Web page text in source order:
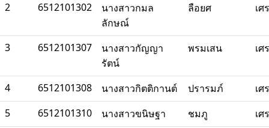
2 6512101302
นางสาวกมล
ลักษณ์
ลือยศ เ
3 6512101307
นางสาวกัญญา
รัตน์
พรมเสน เ
4 6512101308 นางสาวกิตติกานต์ ปรารมภ์
เ
5
6512101310 นางสาวขนิษฐา ชมภู
เ